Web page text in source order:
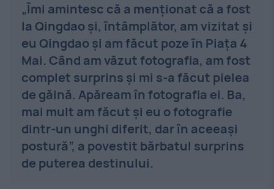
„Îmi amintesc că a menționat că a fost
la Qingdao și, întâmplător, am vizitat și
eu Qingdao și am făcut poze în Piața 4
Mai. Când am văzut fotografia, am fost
complet surprins și mi s-a făcut pielea
de găină. Apăream în fotografia ei. Ba,
mai mult am făcut și eu o fotografie
dintr-un unghi diferit, dar în aceeași
postură”, a povestit bărbatul surprins
de puterea destinului.